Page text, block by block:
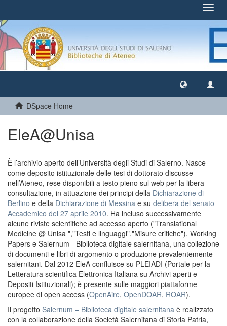
DSpace Home
EleA@Unisa
È l’archivio aperto dell’Università degli Studi di Salerno. Nasce
come deposito istituzionale delle tesi di dottorato discusse
nell’Ateneo, rese disponibili a testo pieno sul web per la libera
consultazione, in attuazione dei principi della Dichiarazione di
Berlino e della Dichiarazione di Messina e su delibera del senato
Accademico del 27 aprile 2010. Ha incluso successivamente
alcune riviste scientifiche ad accesso aperto ("Translational
Medicine @ Unisa ","Testi e linguaggi","Misure critiche"), Working
Papers e Salernum - Biblioteca digitale salernitana, una collezione
di documenti e libri di argomento o produzione prevalentemente
salernitani. Dal 2012 EleA confluisce su PLEIADI (Portale per la
Letteratura scientifica Elettronica Italiana su Archivi aperti e
Depositi Istituzionali); è presente sulle maggiori piattaforme
europee di open access (OpenAire, OpenDOAR, ROAR).
Il progetto Salernum – Biblioteca digitale salernitana è realizzato
con la collaborazione della Società Salernitana di Storia Patria,